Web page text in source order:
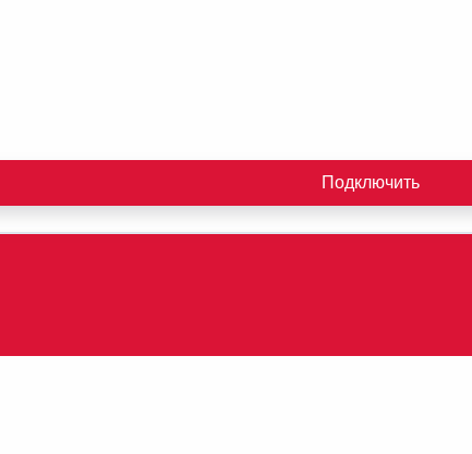
Подключить